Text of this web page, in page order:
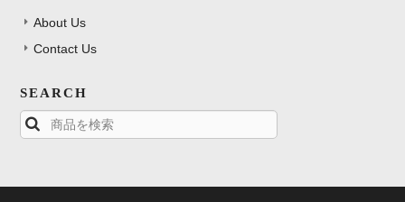
About Us
Contact Us
SEARCH